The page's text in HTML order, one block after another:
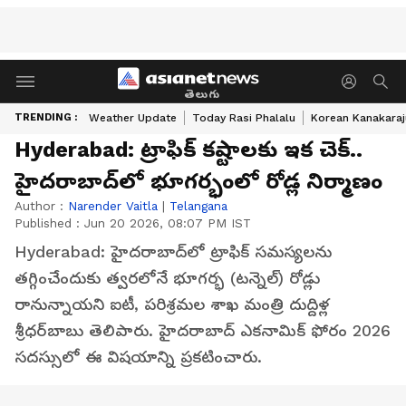
తెలుగు
TRENDING : Weather Update Today Rasi Phalalu Korean
Hyderabad: ట్రాఫిక్ క‌ష్టాల‌కు ఇక చెక్‌..
హైద‌రాబాద్‌లో భూగ‌ర్భంలో రోడ్ల నిర్మాణం
Author : Narender Vaitla | Telangana
Published : Jun 20 2026, 08:07 PM IST
Hyderabad: హైదరాబాద్‌లో ట్రాఫిక్ సమస్యలను
తగ్గించేందుకు త్వరలోనే భూగర్భ (టన్నెల్) రోడ్లు
రానున్నాయని ఐటీ, పరిశ్రమల శాఖ మంత్రి దుద్దిళ్ల
శ్రీధర్‌బాబు తెలిపారు. హైదరాబాద్ ఎకనామిక్ ఫోరం 2026
సదస్సులో ఈ విష‌యాన్ని ప్రకటించారు.